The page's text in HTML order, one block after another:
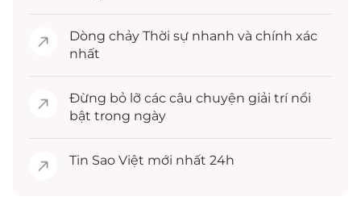
Dòng chảy Thời sự nhanh và chính xác
nhất
Đừng bỏ lỡ các câu chuyện giải trínổi
bật trong ngày
Tin Sao Việt mới nhất 24h